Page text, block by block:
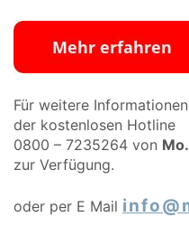
Für weitere
der kostenlosen Hotline
0800 – 7235264 von
zur Verfügung.
oder per E Mail